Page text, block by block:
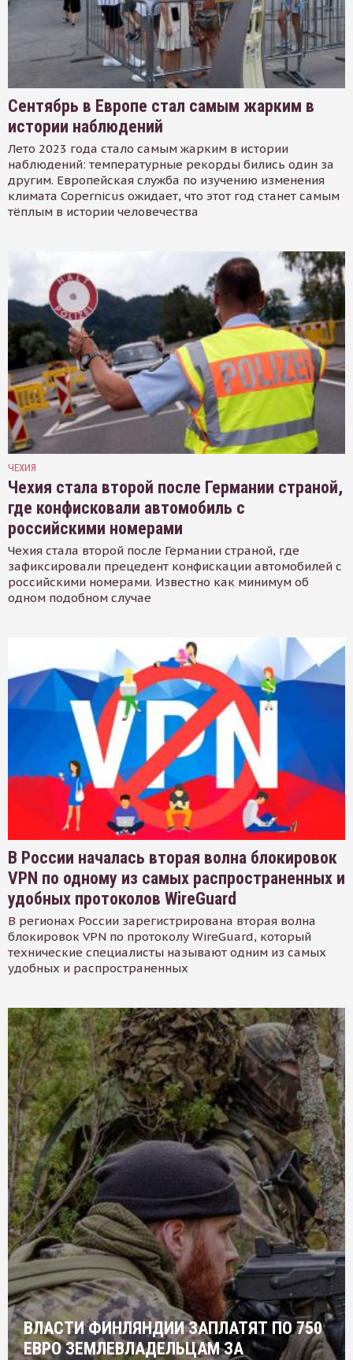
Сентябрь в Европе стал самым жарким в
истории наблюдений
Лето 2023 года стало самым жарким в истории
наблюдений: температурные рекорды бились один за
другим. Европейская служба по изучению изменения
климата Copernicus ожидает, что этот год станет самым
тёплым в истории человечества
ЧЕХИЯ
Чехия стала второй после Германии страной,
где конфисковали автомобиль с
российскими номерами
Чехия стала второй после Германии страной, где
зафиксировали прецедент конфискации автомобилей с
российскими номерами. Известно как минимум об
одном подобном случае
В России началась вторая волна блокировок
VPN по одному из самых распространенных и
удобных протоколов WireGuard
В регионах России зарегистрирована вторая волна
блокировок VPN по протоколу WireGuard, который
технические специалисты называют одним из самых
удобных и распространенных
ВЛАСТИ ФИНЛЯНДИИ ЗАПЛАТЯТ ПО 750
ЕВРО ЗЕМЛЕВЛАДЕЛЬЦАМ ЗА